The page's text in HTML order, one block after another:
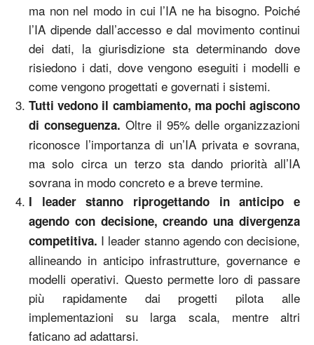
ma non nel modo in cui l’IA ne ha bisogno. Poiché
l’IA dipende dall’accesso e dal movimento continui
dei dati, la giurisdizione sta determinando dove
risiedono i dati, dove vengono eseguiti i modelli e
come vengono progettati e governati i sistemi.
Tutti vedono il cambiamento, ma pochi agiscono
di conseguenza. Oltre il 95% delle organizzazioni
riconosce l’importanza di un’IA privata e sovrana,
ma solo circa un terzo sta dando priorità all’IA
sovrana in modo concreto e a breve termine.
I leader stanno riprogettando in anticipo e
agendo con decisione, creando una divergenza
competitiva. I leader stanno agendo con decisione,
allineando in anticipo infrastrutture, governance e
modelli operativi. Questo permette loro di passare
più rapidamente dai progetti pilota alle
implementazioni su larga scala, mentre altri
faticano ad adattarsi.